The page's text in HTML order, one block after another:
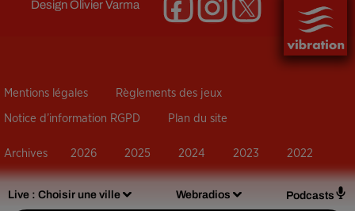
Live : Choisir une ville Webradios Podcasts
DesignOlivier Varma
Mentions légales Règlements des jeux
Notice d’information RGPD Plan du site
Archives 2026 2025 2024 2023 2022